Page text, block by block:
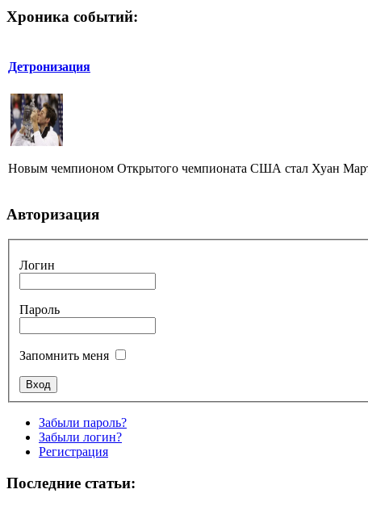
Хроника событий:
Детронизация
Новым чемпионом Открытого чемпионата США стал Хуан
Авторизация
Логин
Пароль
Запомнить меня
Забыли пароль?
Забыли логин?
Регистрация
Последние статьи: